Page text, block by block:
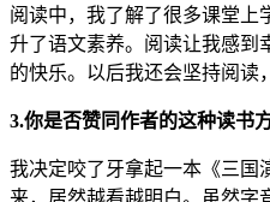
阅读中，我了解了很多课堂上
升了语文素养。阅读让我感到
的快乐。以后我还会坚持阅读
3.你是否赞同作者的这种读书
我决定咬了牙拿起一本《三国